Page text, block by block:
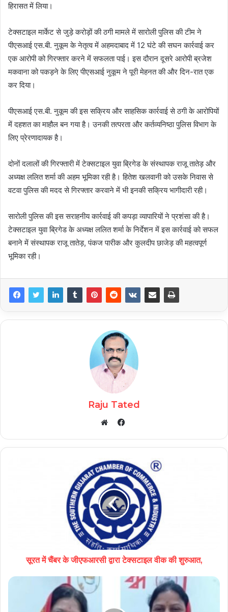
हिरासत में लिया।
टेक्सटाइल मार्केट से जुड़े करोड़ों की ठगी मामले में सारोली पुलिस की टीम ने
पीएसआई एस.बी. नुकूम के नेतृत्व में अहमदाबाद में 12 घंटे की सघन कार्रवाई कर
एक आरोपी को गिरफ्तार करने में सफलता पाई। इस दौरान दूसरे आरोपी ब्रजेश
मकवाना को पकड़ने के लिए पीएसआई नुकूम ने पूरी मेहनत की और दिन-रात एक
कर दिया।
पीएसआई एस.बी. नुकूम की इस सक्रिय और साहसिक कार्रवाई से ठगी के आरोपियों
में दहशत का माहौल बन गया है। उनकी तत्परता और कर्तव्यनिष्ठा पुलिस विभाग के
लिए प्रेरणादायक है।
दोनों दलालों की गिरफ्तारी में टेक्सटाइल युवा ब्रिगेड के संस्थापक राजू तातेड़ और
अध्यक्ष ललित शर्मा की अहम भूमिका रही है। हितेश खलवानी को उसके निवास से
वटवा पुलिस की मदद से गिरफ्तार करवाने में भी इनकी सक्रिय भागीदारी रही।
सारोली पुलिस की इस सराहनीय कार्रवाई की कपड़ा व्यापारियों ने प्रशंसा की है।
टेक्सटाइल युवा ब्रिगेड के अध्यक्ष ललित शर्मा के निर्देशन में इस कार्रवाई को सफल
बनाने में संस्थापक राजू तातेड़, पंकज पारीक और कुलदीप छाजेड़ की महत्वपूर्ण
भूमिका रही।
Raju Tated
Facebook
सूरत में चैंबर के जीएफआरसी द्वारा टेक्सटाइल वीक की शुरुआत,